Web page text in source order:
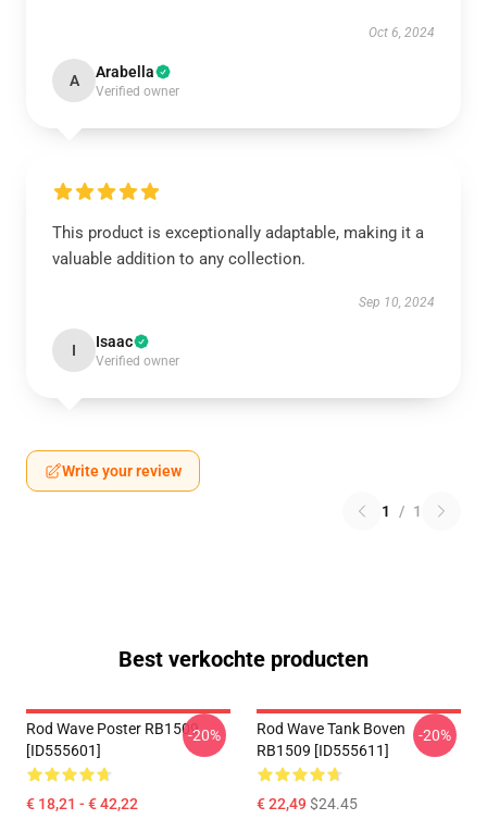
Oct 6, 2024
A Arabella
Verified owner
This product is exceptionally adaptable, making it a
valuable addition to any collection.
Sep 10, 2024
I Isaac
Verified owner
Write your review
1 / 1
Best verkochte producten
Rod Wave Poster RB1509
[ID555601]
€ 18,21 - € 42,22
-20%
Rod Wave Tank Boven
RB1509 [ID555611]
€ 22,49$24.45
-20%